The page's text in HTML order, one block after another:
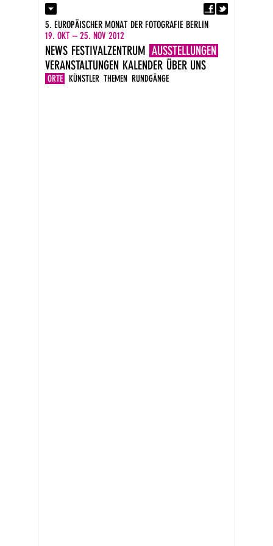
Kontakt
Presse
Impressum
DE
EN
5. EUROPÄISCHER MONAT DER FOTOGRAFIE BERLIN
19. OKT – 25. NOV 2012
NEWS FESTIVALZENTRUM AUSSTELLUNGEN
ORTE KÜNSTLER THEMEN RUNDGÄNGE
VERANSTALTUNGEN KALENDER ÜBER UNS